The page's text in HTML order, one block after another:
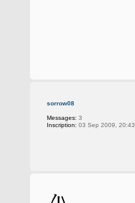
sorrow08
Messages: 3
Inscription: 03 Sep 2009, 20:43